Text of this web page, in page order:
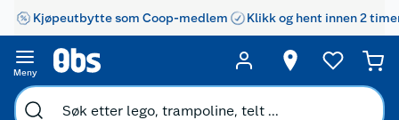
Kjøpeutbytte som Coop-medlem Klikk og hent innen 2
Meny